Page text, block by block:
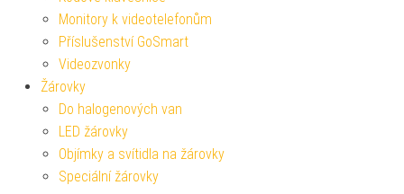
Monitory k videotelefonům
Příslušenství GoSmart
Videozvonky
Žárovky
Do halogenových van
LED žárovky
Objímky a svítidla na žárovky
Speciální žárovky